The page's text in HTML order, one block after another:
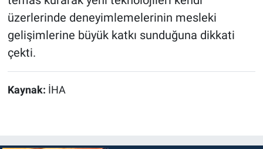
üzerlerinde deneyimlemelerinin mesleki
gelişimlerine büyük katkı sunduğuna dikkati
çekti.
Kaynak: İHA